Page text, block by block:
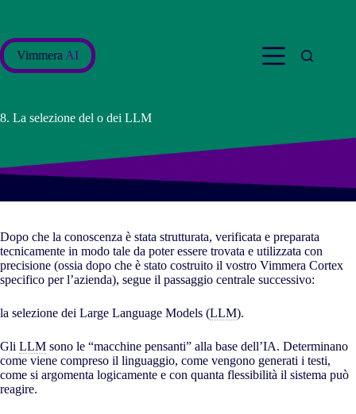
Vimmera AI
8. La selezione del o dei LLM
Dopo che la conoscenza è stata strutturata, verificata e preparata
tecnicamente in modo tale da poter essere trovata e utilizzata con
precisione (ossia dopo che è stato costruito il vostro Vimmera Cortex
specifico per l’azienda), segue il passaggio centrale successivo:
la selezione dei Large Language Models (LLM).
Gli LLM sono le “macchine pensanti” alla base dell’IA. Determinano
come viene compreso il linguaggio, come vengono generati i testi,
come si argomenta logicamente e con quanta flessibilità il sistema può
reagire.